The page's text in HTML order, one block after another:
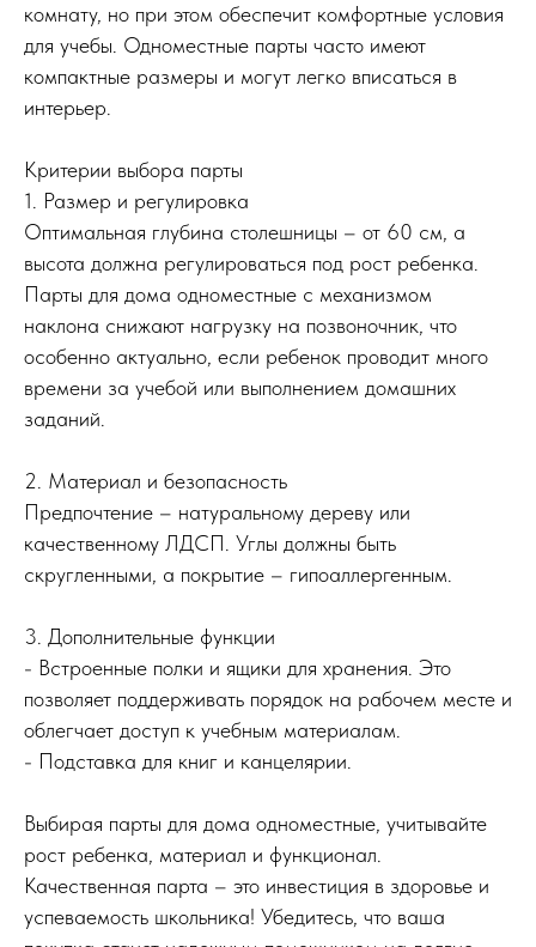
комнату, но при этом обеспечит комфортные условия
для учебы. Одноместные парты часто имеют
компактные размеры и могут легко вписаться в
интерьер.
Критерии выбора парты
1. Размер и регулировка
Оптимальная глубина столешницы – от 60 см, а
высота должна регулироваться под рост ребенка.
Парты для дома одноместные с механизмом
наклона снижают нагрузку на позвоночник, что
особенно актуально, если ребенок проводит много
времени за учебой или выполнением домашних
заданий.
2. Материал и безопасность
Предпочтение – натуральному дереву или
качественному ЛДСП. Углы должны быть
скругленными, а покрытие – гипоаллергенным.
3. Дополнительные функции
- Встроенные полки и ящики для хранения. Это
позволяет поддерживать порядок на рабочем месте и
облегчает доступ к учебным материалам.
- Подставка для книг и канцелярии.
Выбирая парты для дома одноместные, учитывайте
рост ребенка, материал и функционал.
Качественная парта – это инвестиция в здоровье и
успеваемость школьника! Убедитесь, что ваша
© 2025
Каталог
Изготовить мебель по ТЗ
Компания